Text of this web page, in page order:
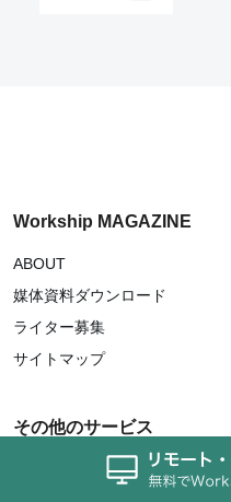
Workship MAGAZINE
ABOUT
媒体資料ダウンロード
ライター募集
サイトマップ
その他のサービス